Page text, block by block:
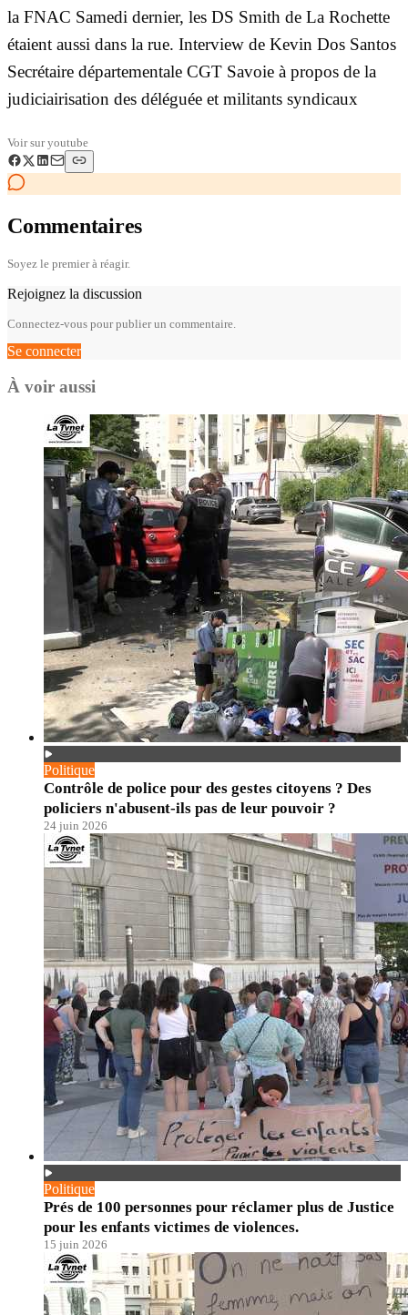
la FNAC Samedi dernier, les DS Smith de La Rochette
étaient aussi dans la rue. Interview de Kevin Dos Santos
Secrétaire départementale CGT Savoie à propos de la
judiciairisation des déléguée et militants syndicaux
Voir suryoutube
Commentaires
Soyez le premier à réagir.
Rejoignez la discussion
Connectez-vous pour publier un commentaire.
Se connecter
À voir aussi
Politique
Contrôle de police pour des gestes citoyens ? Des
policiers n'abusent-ils pas de leur pouvoir ?
24 juin 2026
Politique
Prés de 100 personnes pour réclamer plus de Justice
pour les enfants victimes de violences.
15 juin 2026